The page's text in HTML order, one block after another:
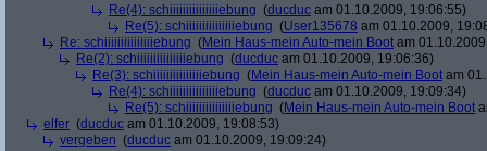
Re(4): schiiiiiiiiiiiiiiiebung (ducduc am 01.10.2009, 19:06:55)
Re(5): schiiiiiiiiiiiiiiiebung (User135678 am 01.10.2009,
Re: schiiiiiiiiiiiiiiiebung (Mein Haus-mein Auto-mein Boot am
Re(2): schiiiiiiiiiiiiiiiebung (ducduc am 01.10.2009, 19:06:36)
Re(3): schiiiiiiiiiiiiiiiebung (Mein Haus-mein Auto-mein Boot am
Re(4): schiiiiiiiiiiiiiiiebung (ducduc am 01.10.2009, 19:09:34)
Re(5): schiiiiiiiiiiiiiiiebung (Mein Haus-mein Auto-mein Boot
elfer (ducduc am 01.10.2009, 19:08:53)
vergeben (ducduc am 01.10.2009, 19:09:24)